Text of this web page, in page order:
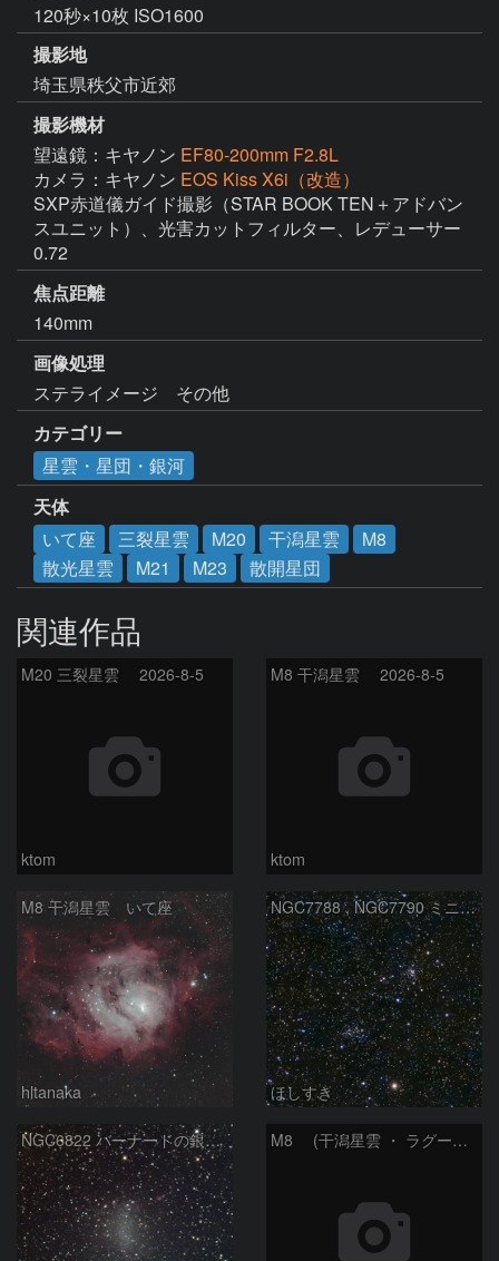
120秒×10枚 ISO1600
撮影地
埼玉県秩父市近郊
撮影機材
望遠鏡：キヤノン EF80-200mm F2.8L
カメラ：キヤノン EOS Kiss X6i（改造）
SXP赤道儀ガイド撮影（STAR BOOK TEN＋アドバン
スユニット）、光害カットフィルター、レデューサー
0.72
焦点距離
140mm
画像処理
ステライメージ　その他
カテゴリー
星雲・星団・銀河
天体
いて座
三裂星雲 M20 干潟星雲
M8
散光星雲
M21 M23 散開星団
関連作品
M20 三裂星雲 2026-8-5
ktom
M8 干潟星雲 2026-8-5
ktom
M8 干潟星雲 いて座
hltanaka
NGC7788 , NGC7790 ミニ二重星団
ほしすき
NGC6822 バーナードの銀河 いて座 M8 (干潟星雲 ・ ラグーン（Lagoon）星雲)